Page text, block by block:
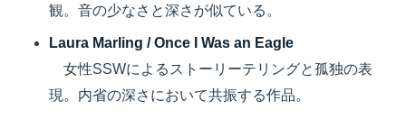
観。音の少なさと深さが似ている。
Laura Marling / Once I Was an Eagle
女性SSWによるストーリーテリングと孤独の表
現。内省の深さにおいて共振する作品。